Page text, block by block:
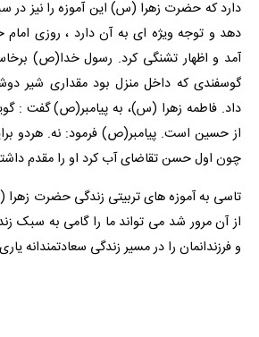
دارد که حضرت زهرا (س) این آموزه را نیز
دهد و توجه ویژه ای به آن دارد ، روزی
آمد و اظهار تشنگی کرد. رسول خدا(ص)
گوسفندی که داخل منزل بود مقداری شیر
داد. فاطمه زهرا (س)، به پیامبر(ص) گفت :
از حسین است. پیامبر(ص) فرمود: نه. هردو
چون اول حسن تقاضای آب کرد او را مقدم
تاسی به آموزه های تربیتی زندگی حضرت
از آن مرور شد می تواند ما را گامی به سبک
و فرزندانمان را در مسیر زندگی سعادتمندانه